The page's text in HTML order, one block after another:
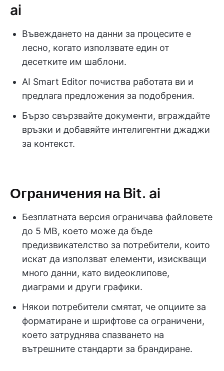
ai
Въвеждането на данни за процесите е
лесно, когато използвате един от
десетките им шаблони.
AI Smart Editor почиства работата ви и
предлага предложения за подобрения.
Бързо свързвайте документи, вграждайте
връзки и добавяйте интелигентни джаджи
за контекст.
Ограничения на Bit. ai
Безплатната версия ограничава файловете
до 5 MB, което може да бъде
предизвикателство за потребители, които
искат да използват елементи, изискващи
много данни, като видеоклипове,
диаграми и други графики.
Някои потребители смятат, че опциите за
форматиране и шрифтове са ограничени,
което затруднява спазването на
вътрешните стандарти за брандиране.